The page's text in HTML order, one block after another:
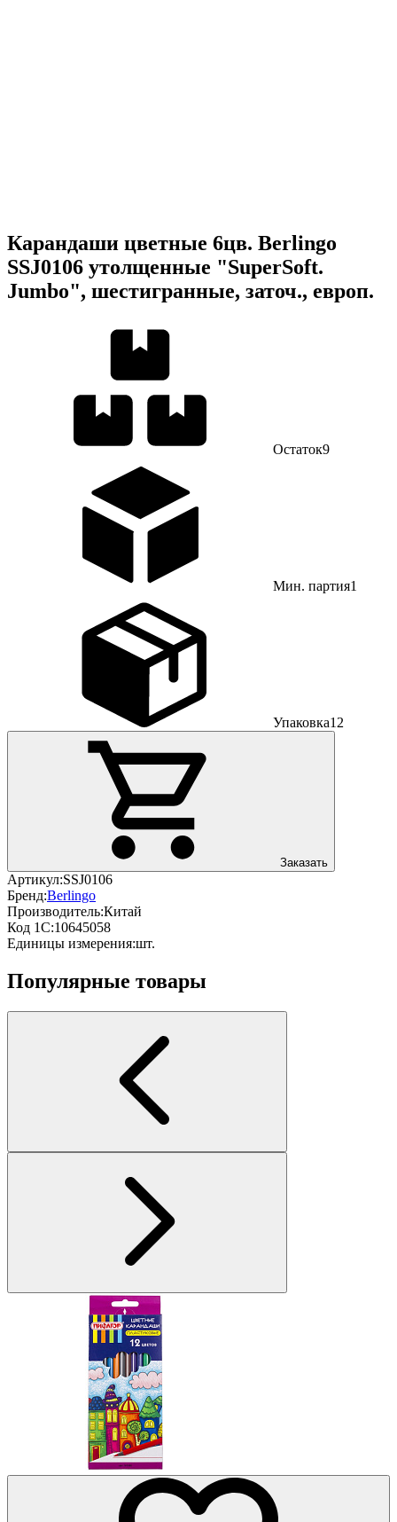
Карандаши цветные 6цв. Berlingo
SSJ0106 утолщенные "SuperSoft.
Jumbo", шестигранные, заточ., европ.
Остаток9
Мин. партия1
Упаковка12
Заказать
Артикул:SSJ0106
Бренд:Berlingo
Производитель:Китай
Код 1С:10645058
Единицы измерения:шт.
Популярные товары